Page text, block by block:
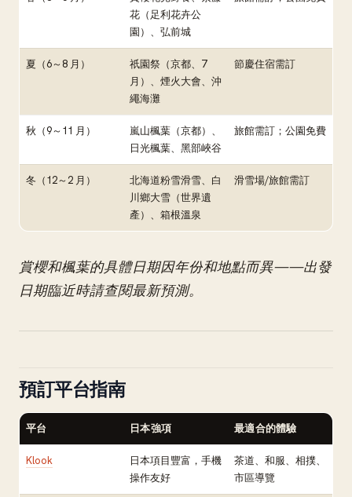
花（足利花卉公
園）、弘前城
夏（6～8 月）
祇園祭（京都、7
月）、煙火大會、沖
繩海灘
節慶住宿需訂
秋（9～11 月）
嵐山楓葉（京都）、
日光楓葉、黑部峽谷
旅館需訂；公園免費
冬（12～2 月）
北海道粉雪滑雪、白
川鄉大雪（世界遺
產）、箱根溫泉
滑雪場/旅館需訂
賞櫻和楓葉的具體日期因年份和地點而異——出發
日期臨近時請查閱最新預測。
預訂平台指南
平台 日本強項 最適合的體驗
Klook
日本項目豐富，手機
操作友好
茶道、和服、相撲、
市區導覽